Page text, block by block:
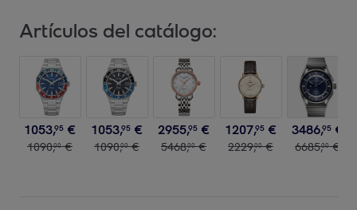
Artículos del catálogo:
1053,95 €
1090,00 €
1053,95 €
1090,00 €
2955,95 €
5468,00 €
1207,95 €
2229,00 €
3486,95 €
6685,00 €